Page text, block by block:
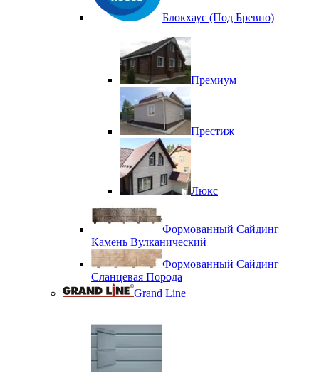
Блокхаус (Под Бревно)
Премиум
Престиж
Люкс
Формованный Сайдинг
Камень Вулканический
Формованный Сайдинг
Сланцевая Порода
Grand Line